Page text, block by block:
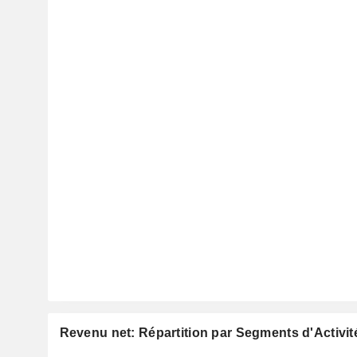
Revenu net: Répartition par Segments